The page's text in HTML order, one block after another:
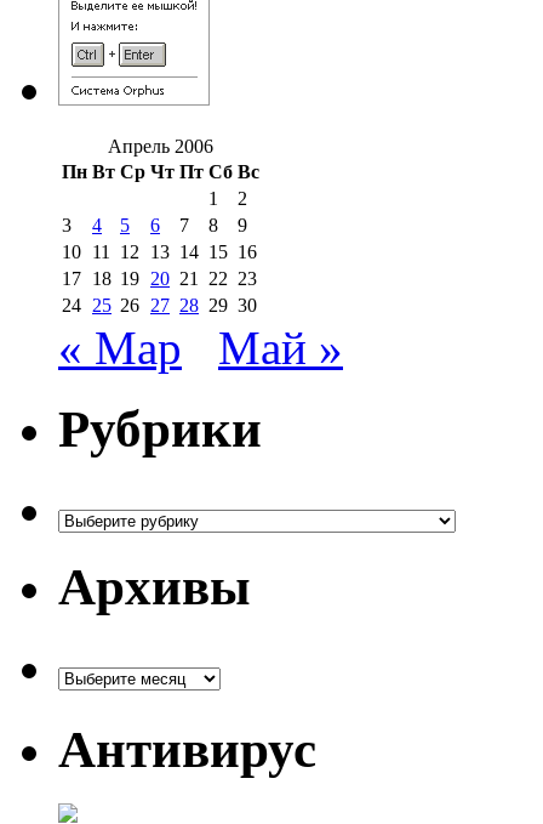
Апрель 2006
Пн Вт Ср Чт Пт Сб Вс
1
2
3
4 5 6 7 8
9
10 11 12 13 14 15 16
17 18 19 20 21 22 23
24 25 26 27 28 29 30
« Мар Май »
Рубрики
Рубрики
Архивы
Антивирус